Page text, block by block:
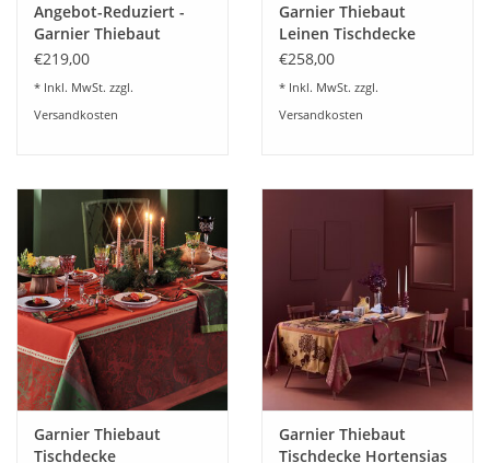
Angebot-Reduziert -
Garnier Thiebaut
Tischdecke JARDIN DE
€219,00
* Inkl. MwSt. zzgl.
Versandkosten
Garnier Thiebaut
Leinen Tischdecke
Harmonie opaline
€258,00
* Inkl. MwSt. zzgl.
Versandkosten
Garnier Thiebaut
Tischdecke
Garnier Thiebaut
Tischdecke Hortensias